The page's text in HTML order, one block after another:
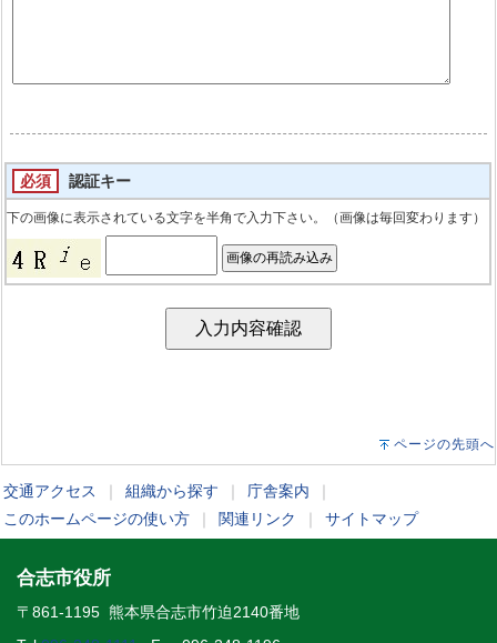
必須 認証キー
下の画像に表示されている文字を半角で入力下さい。（画像は毎回変わります）
ページの先頭へ
交通アクセス 組織から探す 庁舎案内
このホームページの使い方
関連リンク サイトマップ
合志市役所
〒861-1195 熊本県合志市竹迫2140番地